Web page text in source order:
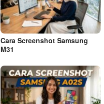
Cara Screenshot Samsung
M31